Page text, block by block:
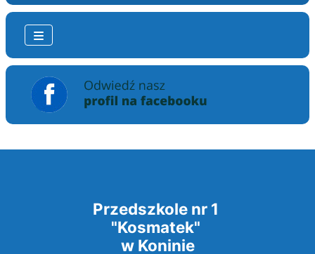
Przedszkole nr 1
"Kosmatek"
w Koninie